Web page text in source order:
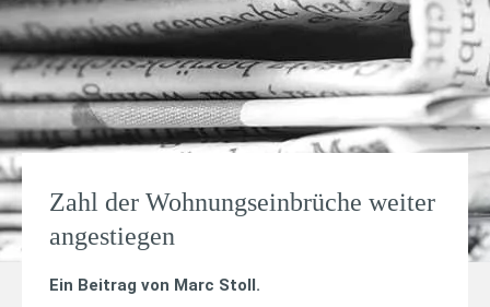
Zahl der Wohnungseinbrüche weiter
angestiegen
Ein Beitrag von Marc Stoll.